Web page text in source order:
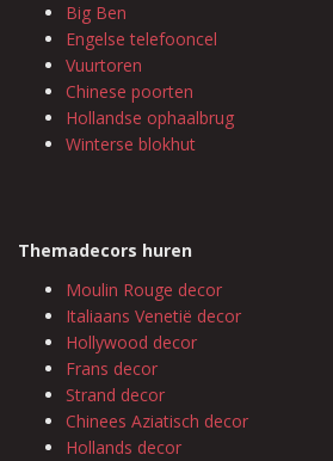
Big Ben
Engelse telefooncel
Vuurtoren
Chinese poorten
Hollandse ophaalbrug
Winterse blokhut
Themadecors huren
Moulin Rouge decor
Italiaans Venetië decor
Hollywood decor
Frans decor
Strand decor
Chinees Aziatisch decor
Hollands decor